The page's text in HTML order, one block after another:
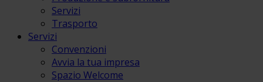
Servizi
Trasporto
Servizi
Convenzioni
Avvia la tua impresa
Spazio Welcome